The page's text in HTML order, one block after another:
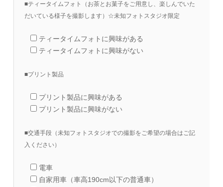
■ティータイムフォト（お茶とお菓子をご用意し、楽しんでいた
だいている様子を撮影します）☆未知フォトスタジオ限定
ティータイムフォトに興味がある
ティータイムフォトに興味がない
■プリント製品
プリント製品に興味がある
プリント製品に興味がない
■交通手段（未知フォトスタジオでの撮影をご希望の場合はご記
入ください）
電車
自家用車（車高190cm以下の普通車）